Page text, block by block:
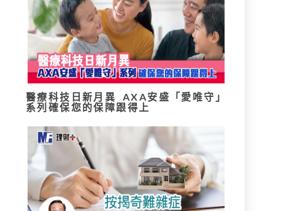
醫療科技日新月異 AXA安盛「愛唯守」
系列確保您的保障跟得上